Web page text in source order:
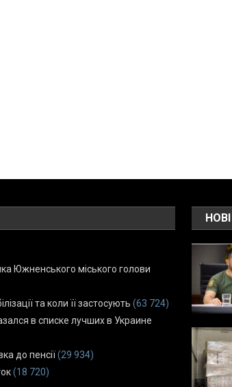
Южненського міського голови
та коли її застосують (63 724)
в списке лучших в Украине
до пенсії (29 934)
(18 720)
НОВІ